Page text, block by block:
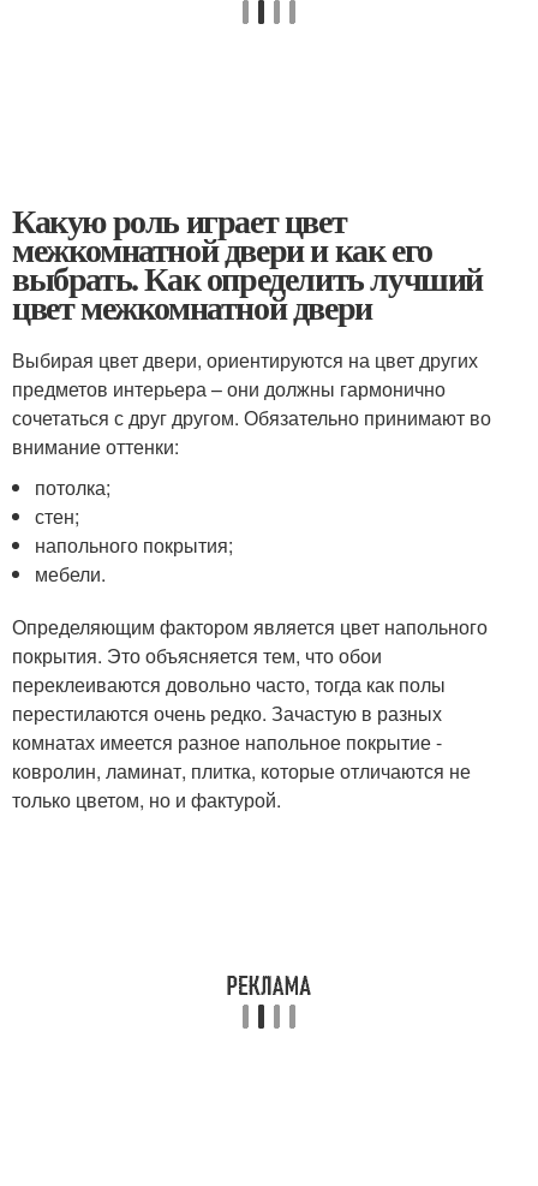
Какую роль играет цвет
межкомнатной двери и как его
выбрать. Как определить лучший
цвет межкомнатной двери
Выбирая цвет двери, ориентируются на цвет других
предметов интерьера – они должны гармонично
сочетаться с друг другом. Обязательно принимают во
внимание оттенки:
потолка;
стен;
напольного покрытия;
мебели.
Определяющим фактором является цвет напольного
покрытия. Это объясняется тем, что обои
переклеиваются довольно часто, тогда как полы
перестилаются очень редко. Зачастую в разных
комнатах имеется разное напольное покрытие -
ковролин, ламинат, плитка, которые отличаются не
только цветом, но и фактурой.